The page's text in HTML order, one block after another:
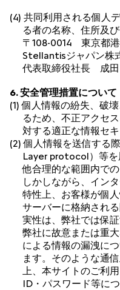
(4) 共同利用される個人
る者の名称、住所及
〒108-0014 東京都
Stellantisジャパン株
代表取締役社長 成
6. 安全管理措置について
(1) 個人情報の紛失、破
るため、不正アクセ
対する適正な情報セ
(2) 個人情報を送信する
Layer protocol）等を
他合理的な範囲内で
しかしながら、イン
特性上、お客様が個
サーバーに格納され
実性は、弊社では保
弊社に故意または重
による情報の漏洩に
ます。そのような通
上、本サイトのご利
ID・パスワード等に